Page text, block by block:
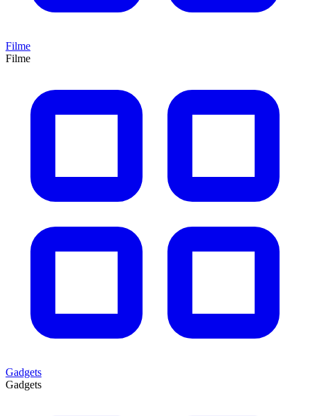
Filme
Filme
Gadgets
Gadgets